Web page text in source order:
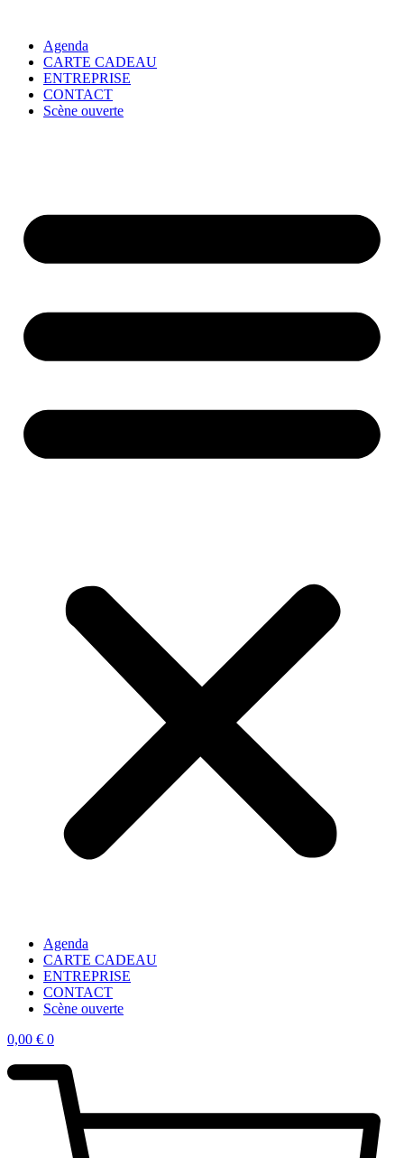
Agenda
CARTE CADEAU
ENTREPRISE
CONTACT
Scène ouverte
Agenda
CARTE CADEAU
ENTREPRISE
CONTACT
Scène ouverte
0,00 € 0